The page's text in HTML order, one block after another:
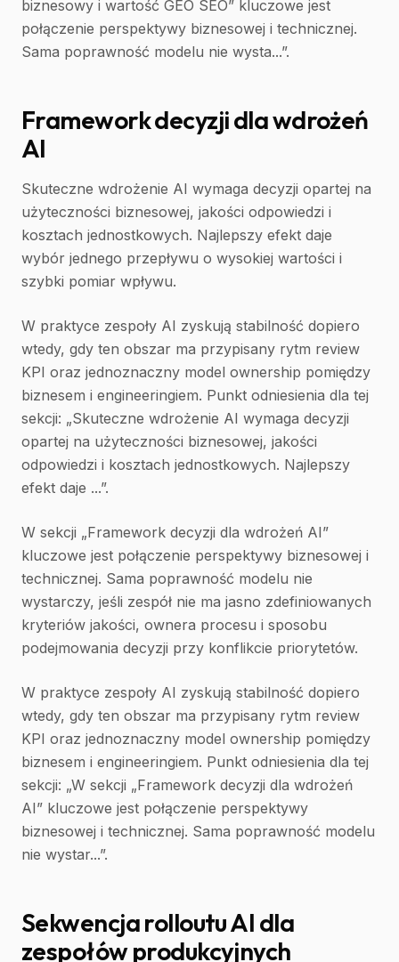
biznesowy i wartość GEO SEO” kluczowe jest
połączenie perspektywy biznesowej i technicznej.
Sama poprawność modelu nie wysta...”.
Framework decyzji dla wdrożeń
AI
Skuteczne wdrożenie AI wymaga decyzji opartej na
użyteczności biznesowej, jakości odpowiedzi i
kosztach jednostkowych. Najlepszy efekt daje
wybór jednego przepływu o wysokiej wartości i
szybki pomiar wpływu.
W praktyce zespoły AI zyskują stabilność dopiero
wtedy, gdy ten obszar ma przypisany rytm review
KPI oraz jednoznaczny model ownership pomiędzy
biznesem i engineeringiem. Punkt odniesienia dla tej
sekcji: „Skuteczne wdrożenie AI wymaga decyzji
opartej na użyteczności biznesowej, jakości
odpowiedzi i kosztach jednostkowych. Najlepszy
efekt daje ...”.
W sekcji „Framework decyzji dla wdrożeń AI”
kluczowe jest połączenie perspektywy biznesowej i
technicznej. Sama poprawność modelu nie
wystarczy, jeśli zespół nie ma jasno zdefiniowanych
kryteriów jakości, ownera procesu i sposobu
podejmowania decyzji przy konflikcie priorytetów.
W praktyce zespoły AI zyskują stabilność dopiero
wtedy, gdy ten obszar ma przypisany rytm review
KPI oraz jednoznaczny model ownership pomiędzy
biznesem i engineeringiem. Punkt odniesienia dla tej
sekcji: „W sekcji „Framework decyzji dla wdrożeń
AI” kluczowe jest połączenie perspektywy
biznesowej i technicznej. Sama poprawność modelu
nie wystar...”.
Sekwencja rolloutu AI dla
zespołów produkcyjnych